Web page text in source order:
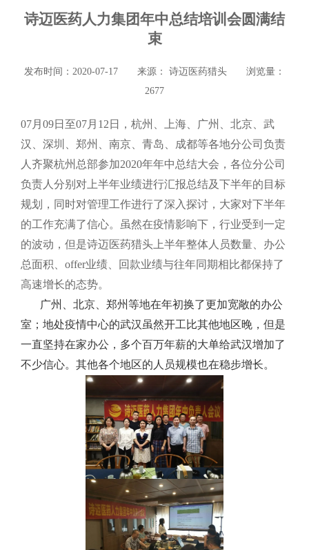
诗迈医药人力集团年中总结培训会圆满结
束
发布时间：2020-07-17 来源： 诗迈医药猎头
浏览量：
2677
07月09日至07月12日，杭州、上海、广州、北京、武
汉、深圳、郑州、南京、青岛、成都等各地分公司负责
人齐聚杭州总部参加2020年年中总结大会，各位分公司
负责人分别对上半年业绩进行汇报总结及下半年的目标
规划，同时对管理工作进行了深入探讨，大家对下半年
的工作充满了信心。
虽然在疫情影响下，行业受到一定
的波动，但是诗迈医药猎头上半年整体人员数量、办公
总面积、offer业绩、回款业绩与往年同期相比都保持了
高速增长的态势。
广州、北京、郑州等地在年初换了更加宽敞的办公
室；地处疫情中心的武汉虽然开工比其他地区晚，但是
一直坚持在家办公，多个百万年薪的大单给武汉增加了
不少信心。其他各个地区的人员规模也在稳步增长。